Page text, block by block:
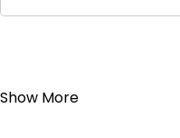
Show More